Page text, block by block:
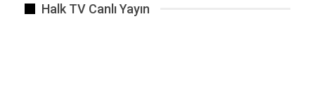
Halk TV Canlı Yayın